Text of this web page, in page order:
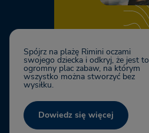
Spójrz na plażę Rimini oczami
swojego dziecka i odkryj, że jest to
ogromny plac zabaw, na którym
wszystko można stworzyć bez
wysiłku.
Dowiedz się więcej